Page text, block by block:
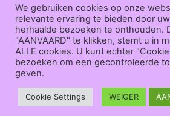
Over
ons|Bedrijfsgegevens| F.A.Q.|
ending | Retourneren|Herroepingsrecht
ederverkoop|Bedrukken
Algemene voorwaarden
Maxisafety.nl ©
We gebruiken cookies op onze
relevante ervaring te bieden door
herhaalde bezoeken te onthouden.
"AANVAARD" te klikken, stemt u in
ALLE cookies. U kunt echter
bezoeken om een gecontroleerde
geven.
Cookie Settings WEIGER